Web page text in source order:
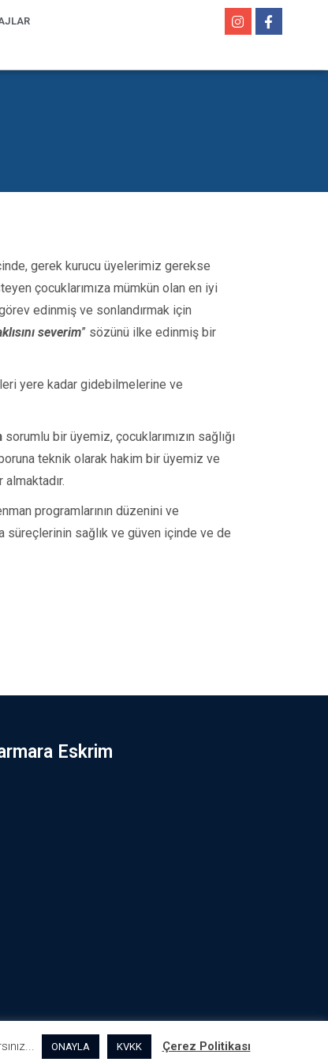
gerek kurucu üyelerimiz gerekse
çocuklarımıza mümkün olan en iyi
edinmiş ve sonlandırmak için
severim” sözünü ilke edinmiş bir
yere kadar gidebilmelerine ve
sorumlu bir üyemiz, çocuklarımızın sağlığı
teknik olarak hakim bir üyemiz ve
programlarının düzenini ve
süreçlerinin sağlık ve güven içinde ve de
Eskrim
ONAYLA KVKK Çerez Politikası